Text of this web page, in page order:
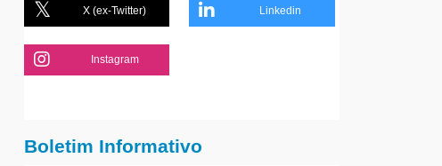
X (ex-Twitter) Linkedin
Instagram
Boletim Informativo